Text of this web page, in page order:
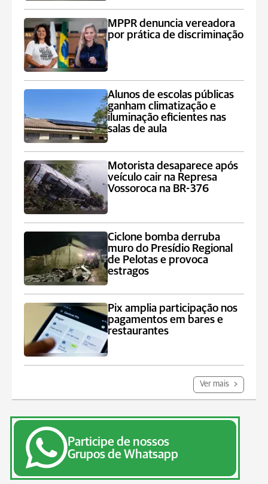
MPPR denuncia vereadora
por prática de discriminação
Alunos de escolas públicas
ganham climatização e
iluminação eficientes nas
salas de aula
Motorista desaparece após
veículo cair na Represa
Vossoroca na BR-376
Ciclone bomba derruba
muro do Presídio Regional
de Pelotas e provoca
estragos
Pix amplia participação nos
pagamentos em bares e
restaurantes
Ver mais
Participe de nossos
Grupos de Whatsapp